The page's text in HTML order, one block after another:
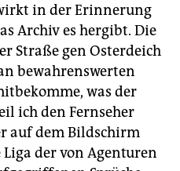
in der Erinnerung
Archiv es hergibt. Die
Straße gen Osterdeich
bewahrenswerten
was der
ich den Fernseher
auf dem Bildschirm
Liga der von Agenturen